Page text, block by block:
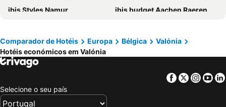
ibis Styles Namur
ibis budget Aachen Raeren Grenze
Class'Eco Charleroi
Hotel-Restaurant Horizon Ath-Lessines
ibis budget Arlon Porte du Luxembourg
Van der Valk Hotel Spa
La Merveilleuse by Infiniti hôtel
Hotel Le Pole Europeen
Comparador de Hotéis Europa Bélgica
Valónia
Hotéis económicos em Valónia
Facebook
Twitter
Selecione o seu país